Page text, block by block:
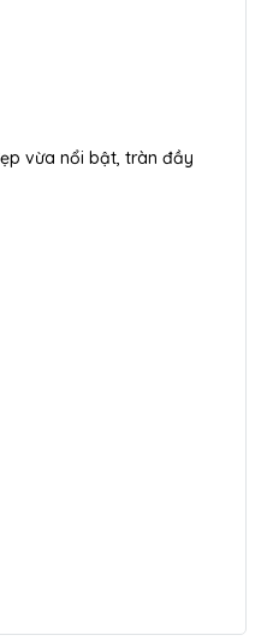
vừa nổi bật, tràn đầy